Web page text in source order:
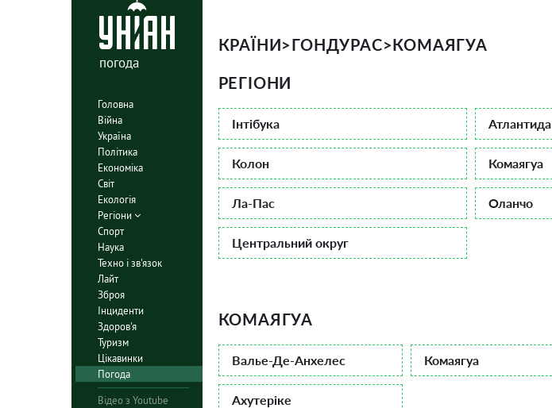
погода
Головна
Війна
Україна
Політика
Економіка
Світ
Екологія
Регіони
Спорт
Наука
Техно і зв'язок
Лайт
Зброя
Інциденти
Здоров'я
Туризм
Цікавинки
Погода
Відео з Youtube
КРАЇНИ>ГОНДУРАС>КОМАЯГУА
РЕГІОНИ
Інтібука Атлантида
Колон Комаягуа
Ла-Пас Оланчо
Центральний округ
КОМАЯГУА
Валье-Де-Анхелес Комаягуа
Ахутеріке